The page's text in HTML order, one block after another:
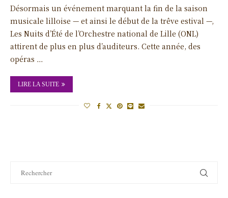
Désormais un événement marquant la fin de la saison
musicale lilloise — et ainsi le début de la trêve estival —,
Les Nuits d’Été de l’Orchestre national de Lille (ONL)
attirent de plus en plus d’auditeurs. Cette année, des
opéras …
LIRE LA SUITE